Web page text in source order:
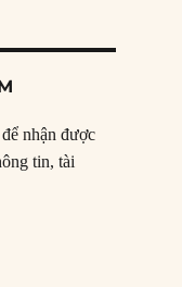
nhận được
tin, tài